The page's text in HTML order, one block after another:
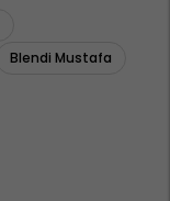
Blendi Mustafa